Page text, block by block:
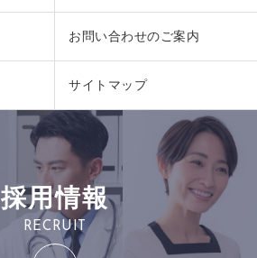
お問い合わせのご案内
サイトマップ
採用情報
RECRUIT